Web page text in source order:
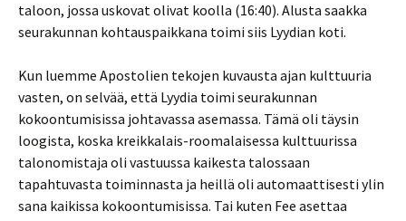
taloon, jossa uskovat olivat koolla (16:40). Alusta saakka
seurakunnan kohtauspaikkana toimi siis Lyydian koti.
Kun luemme Apostolien tekojen kuvausta ajan kulttuuria
vasten, on selvää, että Lyydia toimi seurakunnan
kokoontumisissa johtavassa asemassa. Tämä oli täysin
loogista, koska kreikkalais-roomalaisessa kulttuurissa
talonomistaja oli vastuussa kaikesta talossaan
tapahtuvasta toiminnasta ja heillä oli automaattisesti ylin
sana kaikissa kokoontumisissa. Tai kuten Fee asettaa